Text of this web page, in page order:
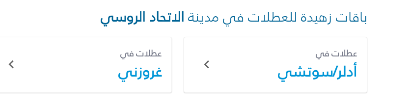
باقات زهيدة للعطلات في مدينة الاتحاد الروسي
عطلات في
أدلر/سوتشي
عطلات في
غروزني